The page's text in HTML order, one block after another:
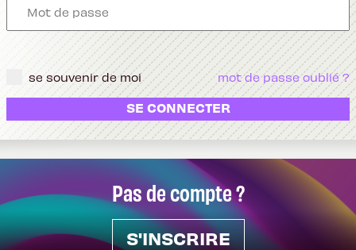
Pas de compte ?
S'INSCRIRE
se souvenir de moi mot de passe oublié ?
SE CONNECTER